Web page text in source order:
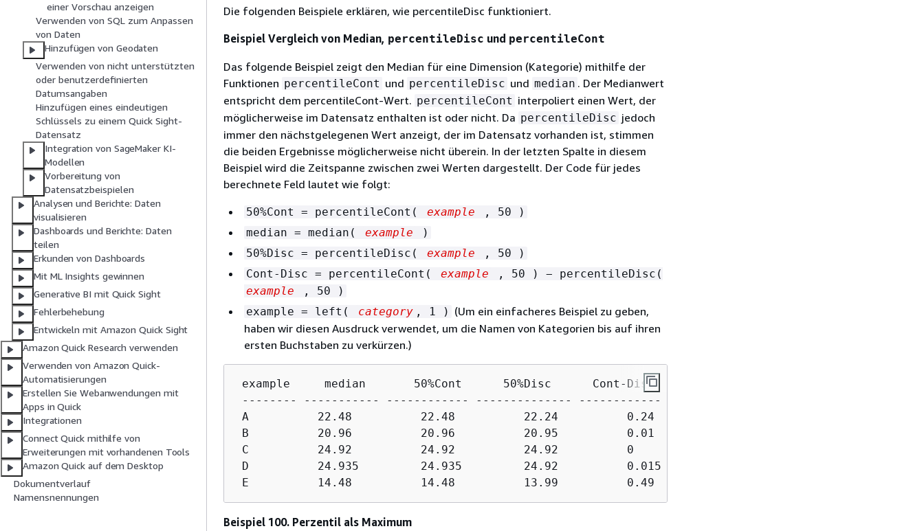
einer Vorschau anzeigen
Verwenden von SQL zum Anpassen
von Daten
Hinzufügen von Geodaten
Verwenden von nicht unterstützten
oder benutzerdefinierten
Datumsangaben
Hinzufügen eines eindeutigen
Schlüssels zu einem Quick Sight-
Datensatz
Integration von SageMaker KI-
Modellen
Vorbereitung von
Datensatzbeispielen
Analysen und Berichte: Daten
visualisieren
Dashboards und Berichte: Daten
teilen
Erkunden von Dashboards
Mit ML Insights gewinnen
Generative BI mit Quick Sight
Fehlerbehebung
Entwickeln mit Amazon Quick Sight
Amazon Quick Research verwenden
Verwenden von Amazon Quick-
Automatisierungen
Erstellen Sie Webanwendungen mit
Apps in Quick
Integrationen
Connect Quick mithilfe von
Erweiterungen mit vorhandenen Tools
Amazon Quick auf dem Desktop
Dokumentverlauf
Namensnennungen
Die folgenden Beispiele erklären, wie percentileDisc funktioniert.
Beispiel Vergleich von Median, percentileDisc und percentileCont
Das folgende Beispiel zeigt den Median für eine Dimension (Kategorie) mithilfe der
Funktionen percentileCont und percentileDisc und median . Der Medianwert
entspricht dem percentileCont-Wert. percentileCont interpoliert einen Wert, der
möglicherweise im Datensatz enthalten ist oder nicht. Da percentileDisc jedoch
immer den nächstgelegenen Wert anzeigt, der im Datensatz vorhanden ist, stimmen
die beiden Ergebnisse möglicherweise nicht überein. In der letzten Spalte in diesem
Beispiel wird die Zeitspanne zwischen zwei Werten dargestellt. Der Code für jedes
berechnete Feld lautet wie folgt:
50%Cont = percentileCont( example
, 50 )
median = median(
example
)
50%Disc = percentileDisc(
example
, 50 )
Cont-Disc = percentileCont(
example
, 50 ) − percentileDisc(
example
, 50 )
example = left(
category , 1 ) (Um ein einfacheres Beispiel zu geben,
haben wir diesen Ausdruck verwendet, um die Namen von Kategorien bis auf ihren
ersten Buchstaben zu verkürzen.)
example     median       50%Cont      50%Disc      Cont-Disc
-------- ----------- ------------ -------------- ------------
A          22.48          22.48          22.24          0.24
B          20.96          20.96          20.95          0.01
C          24.92          24.92          24.92          0
D          24.935         24.935         24.92          0.015
E          14.48          14.48          13.99          0.49
Beispiel 100. Perzentil als Maximum